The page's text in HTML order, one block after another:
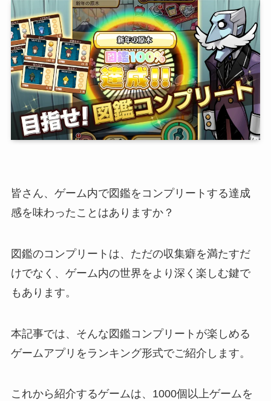
皆さん、ゲーム内で図鑑をコンプリートする達成
感を味わったことはありますか？
図鑑のコンプリートは、ただの収集癖を満たすだ
けでなく、ゲーム内の世界をより深く楽しむ鍵で
もあります。
本記事では、そんな図鑑コンプリートが楽しめる
ゲームアプリをランキング形式でご紹介します。
これから紹介するゲームは、1000個以上ゲームを